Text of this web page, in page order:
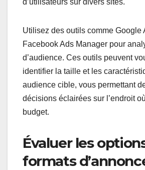
Utilisez des outils comme Google
Facebook Ads Manager pour
d’audience. Ces outils peuvent
identifier la taille et les
audience cible, vous permettant
décisions éclairées sur l’endroit
budget.
Évaluer les
formats